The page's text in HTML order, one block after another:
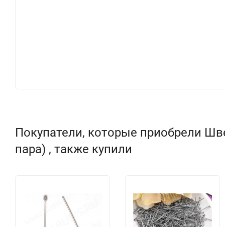
Покупатели, которые приобрели
пара) , также купили